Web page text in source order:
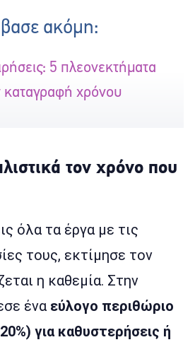
ακόμη:
5 πλεονεκτήματα
καταγραφή χρόνου
τον χρόνο που
όλα τα έργα με τις
τους, εκτίμησε τον
η καθεμία. Στην
ένα εύλογο περιθώριο
για καθυστερήσεις ή